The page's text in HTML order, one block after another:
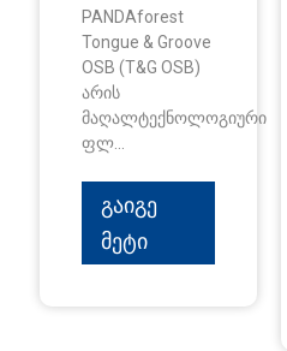
PANDAforest
Tongue & Groove
OSB (T&G OSB)
არის
მაღალტექნოლოგიური
ფლ...
Გაიგე
Მეტი